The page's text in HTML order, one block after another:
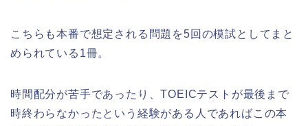
こちらも本番で想定される問題を5回の模試としてまと
められている1冊。
時間配分が苦手であったり、TOEICテストが最後まで
時終わらなかったという経験がある人であればこの本